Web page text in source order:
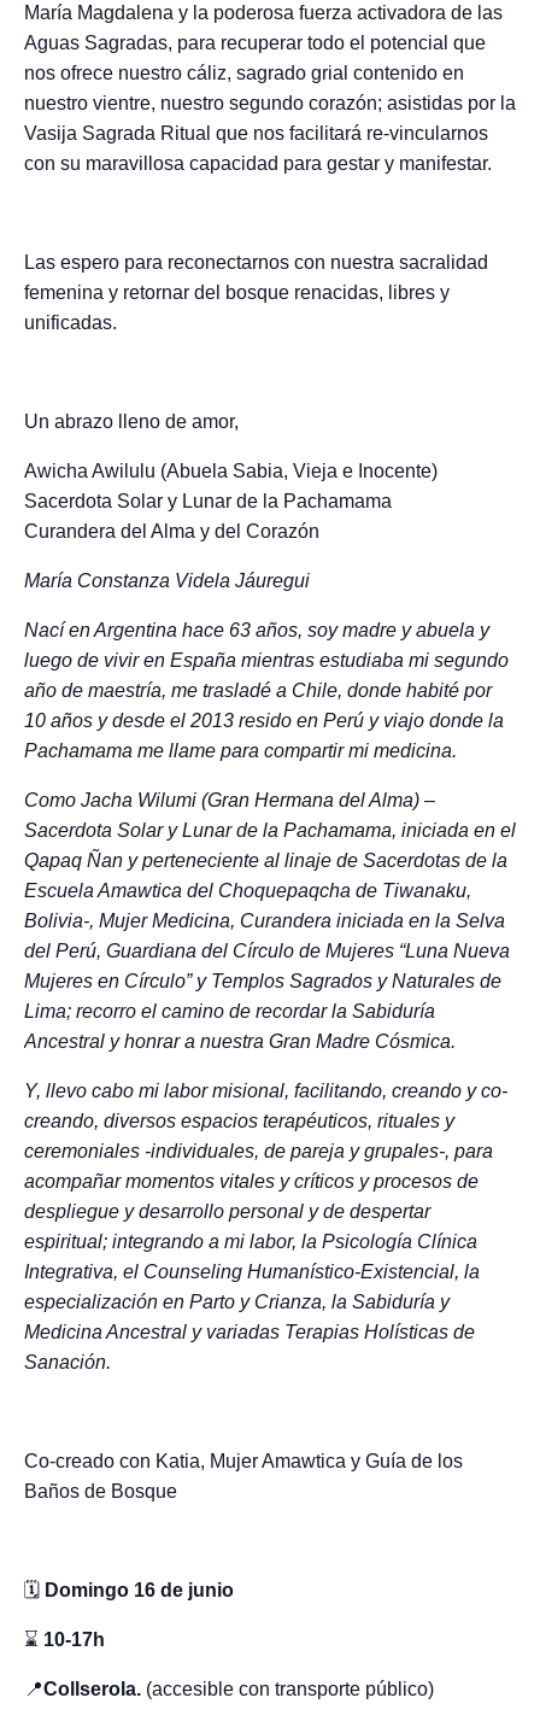
María Magdalena y la poderosa fuerza activadora de las
Aguas Sagradas, para recuperar todo el potencial que
nos ofrece nuestro cáliz, sagrado grial contenido en
nuestro vientre, nuestro segundo corazón; asistidas por la
Vasija Sagrada Ritual que nos facilitará re-vincularnos
con su maravillosa capacidad para gestar y manifestar.
Las espero para reconectarnos con nuestra sacralidad
femenina y retornar del bosque renacidas, libres y
unificadas.
Un abrazo lleno de amor,
Awicha Awilulu (Abuela Sabia, Vieja e Inocente)
Sacerdota Solar y Lunar de la Pachamama
Curandera del Alma y del Corazón
María Constanza Videla Jáuregui
Nací en Argentina hace 63 años, soy madre y abuela y
luego de vivir en España mientras estudiaba mi segundo
año de maestría, me trasladé a Chile, donde habité por
10 años y desde el 2013 resido en Perú y viajo donde la
Pachamama me llame para compartir mi medicina.
Como Jacha Wilumi (Gran Hermana del Alma) –
Sacerdota Solar y Lunar de la Pachamama, iniciada en el
Qapaq Ñan y perteneciente al linaje de Sacerdotas de la
Escuela Amawtica del Choquepaqcha de Tiwanaku,
Bolivia-, Mujer Medicina, Curandera iniciada en la Selva
del Perú, Guardiana del Círculo de Mujeres “Luna Nueva
Mujeres en Círculo” y Templos Sagrados y Naturales de
Lima; recorro el camino de recordar la Sabiduría
Ancestral y honrar a nuestra Gran Madre Cósmica.
Y, llevo cabo mi labor misional, facilitando, creando y co-
creando, diversos espacios terapéuticos, rituales y
ceremoniales -individuales, de pareja y grupales-, para
acompañar momentos vitales y críticos y procesos de
despliegue y desarrollo personal y de despertar
espiritual; integrando a mi labor, la Psicología Clínica
Integrativa, el Counseling Humanístico-Existencial, la
especialización en Parto y Crianza, la Sabiduría y
Medicina Ancestral y variadas Terapias Holísticas de
Sanación.
Co-creado con Katia, Mujer Amawtica y Guía de los
Baños de Bosque
🗓️ Domingo 16 de junio
⌛ 10-17h
📍Collserola. (accesible con transporte público)